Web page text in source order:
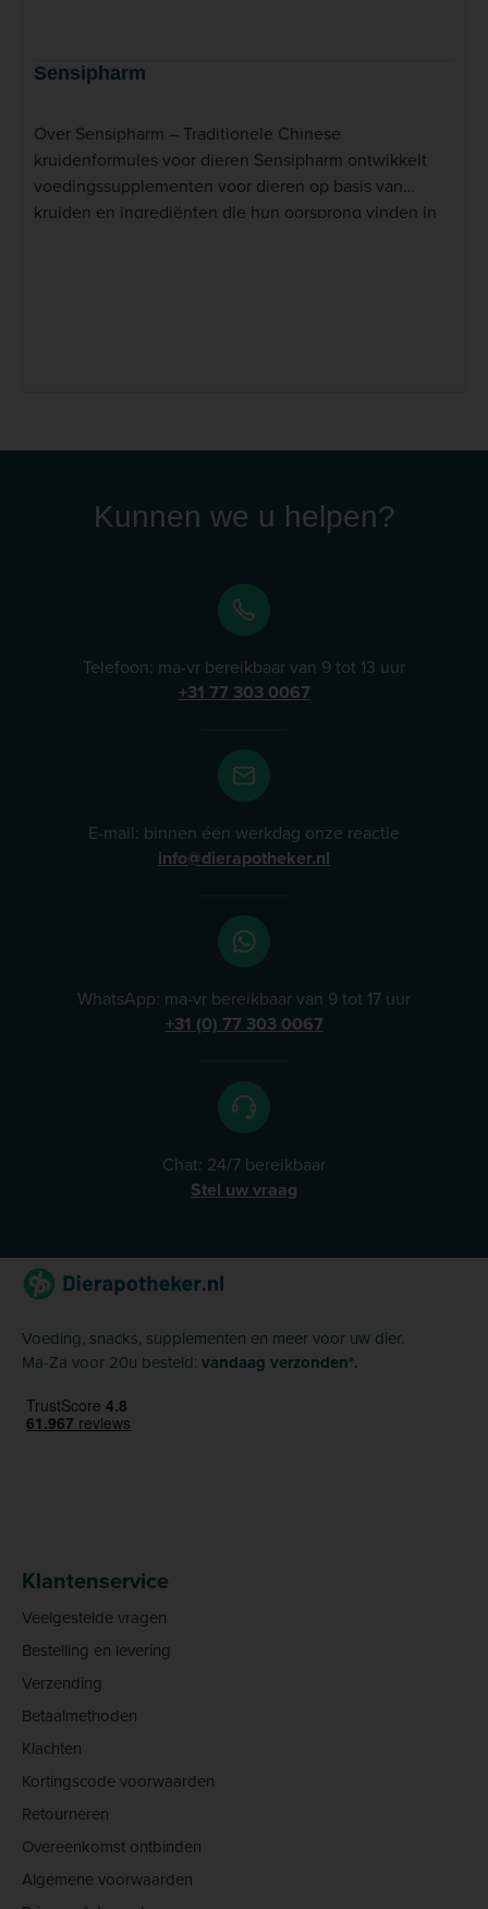
Sensipharm
Over Sensipharm – Traditionele Chinese
kruidenformules voor dieren Sensipharm ontwikkelt
voedingssupplementen voor dieren op basis van
kruiden en ingrediënten die hun oorsprong vinden in
aanvullende producten voor toepassing binnen de
Kunnen we u helpen?
Telefoon: ma-vr bereikbaar van 9 tot 13 uur
+31 77 303 0067
E-mail: binnen één werkdag onze reactie
info@dierapotheker.nl
WhatsApp: ma-vr bereikbaar van 9 tot 17 uur
+31 (0) 77 303 0067
Chat: 24/7 bereikbaar
Stel uw vraag
Voeding, snacks, supplementen en meer voor uw dier.
Ma-Za voor 20u besteld: vandaag verzonden*.
Klantenservice
Veelgestelde vragen
Bestelling en levering
Verzending
Betaalmethoden
Klachten
Kortingscode voorwaarden
Retourneren
Overeenkomst ontbinden
Algemene voorwaarden